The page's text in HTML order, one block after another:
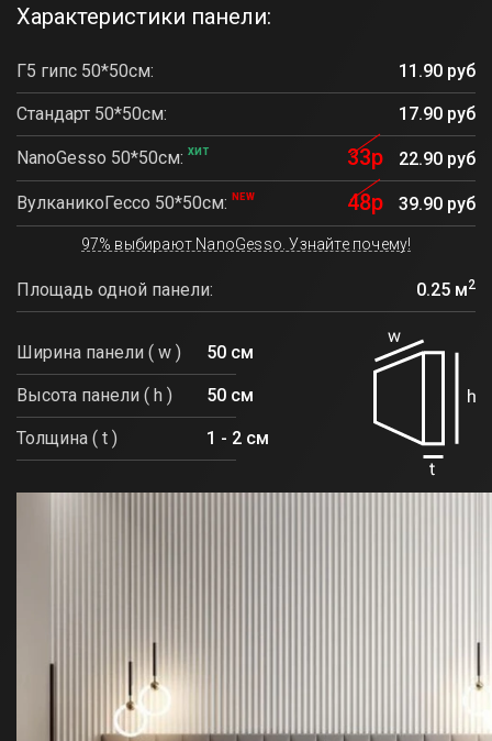
Характеристики панели:
Г5 гипс 50*50см: 11.90 руб
Стандарт 50*50см: 17.90 руб
NanoGesso 50*50см: ХИТ 33р 22.90 руб
ВулканикоГессо 50*50см: NEW 48р 39.90 руб
97% выбирают NanoGesso. Узнайте почему!
Площадь одной панели: 0.25 м2
Ширина панели ( w ) 50 см
Высота панели ( h ) 50 см
Толщина ( t ) 1 - 2 см